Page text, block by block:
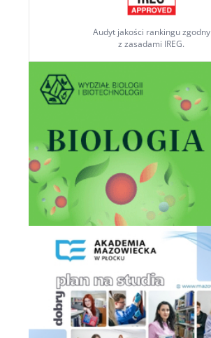
Audyt jakości rankingu zgodny
z zasadami IREG.